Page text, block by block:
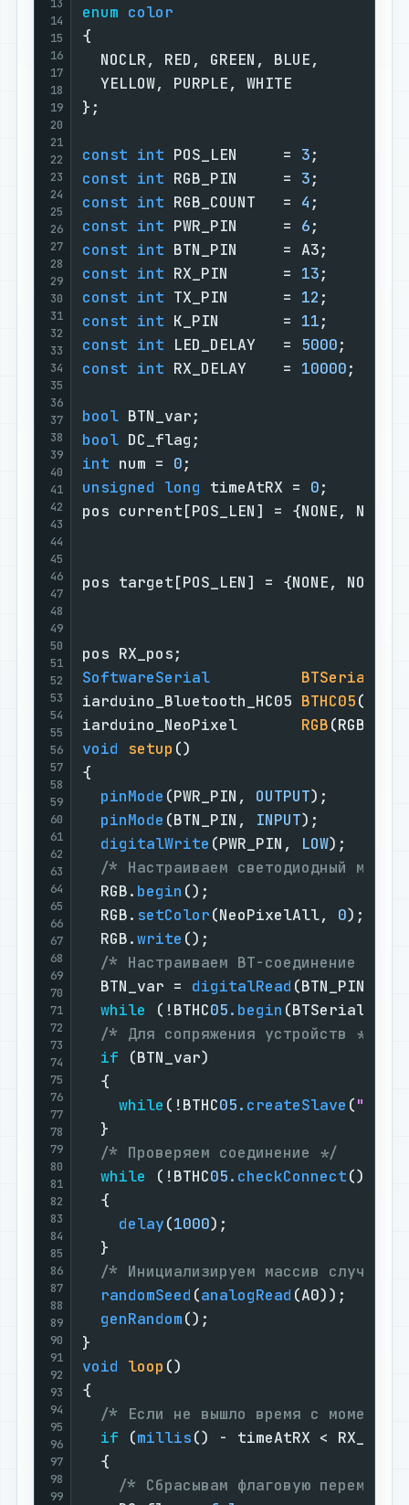
14
15
16
17
18
19
20
21
22
23
24
25
26
27
28
29
30
31
32
33
34
35
36
37
38
39
40
41
42
43
44
45
46
47
48
49
50
51
52
53
54
55
56
57
58
59
60
61
62
63
64
65
66
67
68
69
70
71
72
73
74
75
76
77
78
79
80
81
82
83
84
85
86
87
88
89
90
91
92
93
94
95
96
97
98
99
enum color
NOCLR, RED, GREEN,
YELLOW, PURPLE,
const int POS_LEN     = 3
const int RGB_PIN     = 3
const int RGB_COUNT   = 4
const int PWR_PIN     = 6
const int BTN_PIN
const int RX_PIN      = 13
const int TX_PIN      = 12
const int K_PIN       = 11
const int LED_DELAY   = 5000
const int RX_DELAY    = 10000
bool
bool
int num = 0
unsigned long timeAtRX = 0
pos current[POS_LEN] = {NONE,
pos target[POS_LEN] = {NONE,
pos
SoftwareSerial
BTSerial
iarduino_Bluetooth_HC05 BTHC05
iarduino_NeoPixel RGB
void
setup ()
{
pinMode (PWR_PIN, OUTPUT
pinMode (BTN_PIN, INPUT
digitalWrite (PWR_PIN, LOW
/* Настраиваем светодиодный
  RGB.
begin ();
  RGB.
setColor(NeoPixelAll, 0);
  RGB.
write ();
/* Настраиваем BT-соединение */
  BTN_var =
digitalRead (BTN_PIN);
while (!BTHC05. begin (BTSerial))
/* Для сопряжения устройств */
if (BTN_var)
  {
while (!BTHC05. createSlave (
  }
/* Проверяем соединение */
while (!BTHC05. checkConnect())
  {
delay(1000);
  }
/* Инициализируем массив
randomSeed (analogRead (A0));
genRandom();
void loop ()
{
/* Если не вышло время с момента
if (millis() - timeAtRX <
  {
/* Сбрасывам флаговую